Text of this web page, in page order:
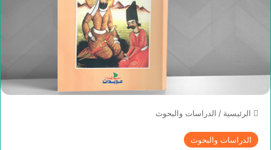
الرئيسية / الدراسات والبحوث
الدراسات والبحوث